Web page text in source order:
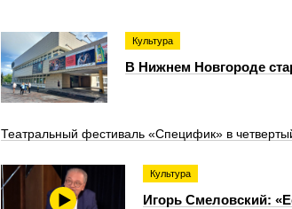
Культура
В Нижнем Новгороде
Театральный фестиваль «Специфик» в
Культура
Игорь Смеловский: